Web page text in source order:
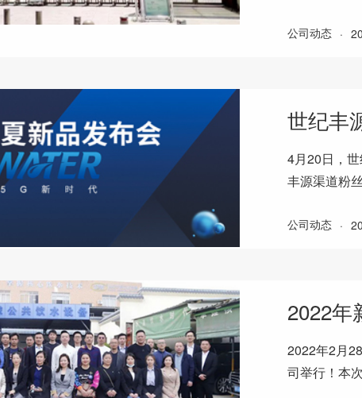
公司动态 ·
世纪丰
4月20日，
丰源渠道粉
公司动态 ·
2022年
2022年2月
司举行！本